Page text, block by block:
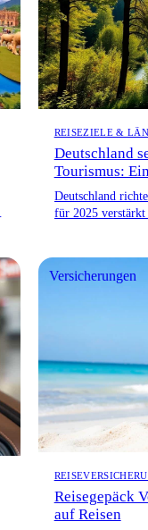
REISEZIELE &
Deutschland
Tourismus:
Deutschland
für 2025 verstärkt
Versicherungen
Reisegepäck
auf Reisen